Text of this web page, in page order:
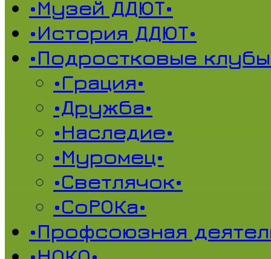
•Музей ДДЮТ•
•История ДДЮТ•
•Подростковые
•Грация•
•Дружба•
•Наследие•
•Муромец•
•Светлячок•
•СоРОКа•
•Профсоюзная